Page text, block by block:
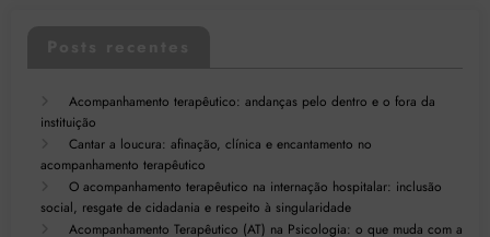
Acompanhamento terapêutico: andanças pelo dentro e o fora da
instituição
Cantar a loucura: afinação, clínica e encantamento no
acompanhamento terapêutico
O acompanhamento terapêutico na internação hospitalar: inclusão
social, resgate de cidadania e respeito à singularidade
Acompanhamento Terapêutico (AT) na Psicologia: o que muda com a